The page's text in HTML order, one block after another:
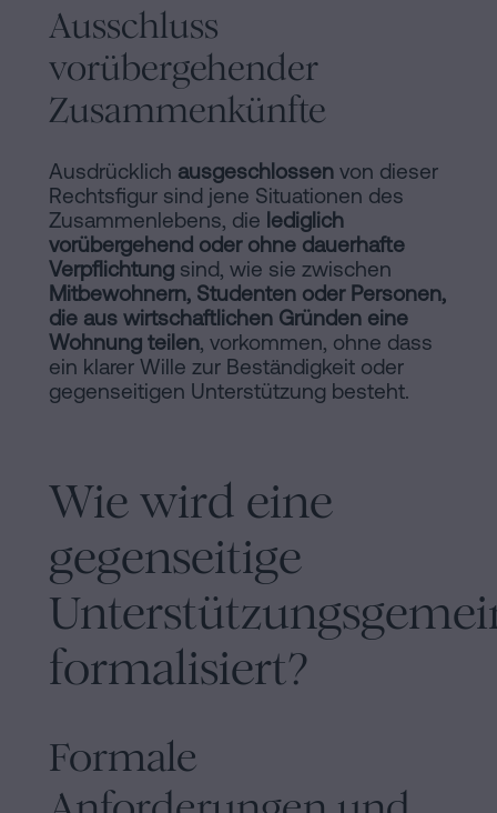
Ausschluss
vorübergehender
Zusammenkünfte
Ausdrücklich ausgeschlossen von dieser
Rechtsfigur sind jene Situationen des
Zusammenlebens, die lediglich
vorübergehend oder ohne dauerhafte
Verpflichtung sind, wie sie zwischen
Mitbewohnern, Studenten oder Personen,
die aus wirtschaftlichen Gründen eine
Wohnung teilen, vorkommen, ohne dass
ein klarer Wille zur Beständigkeit oder
gegenseitigen Unterstützung besteht.
Wie wird eine
gegenseitige
formalisiert?
Formale